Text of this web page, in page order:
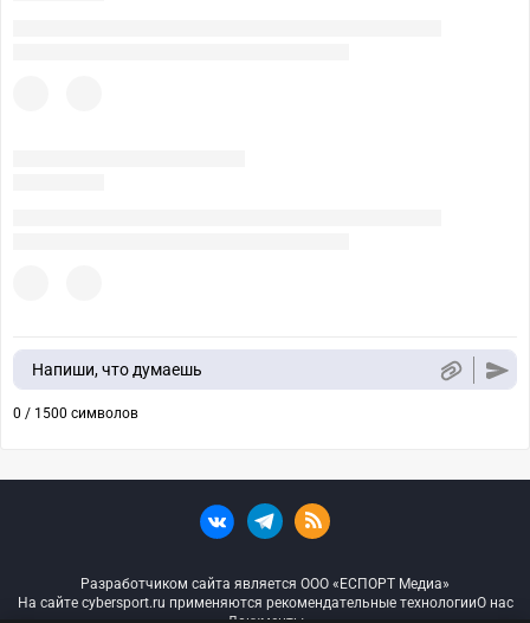
Напиши, что думаешь
0 / 1500 символов
Разработчиком сайта является ООО «ЕСПОРТ Медиа»
На сайте cybersport.ru применяются рекомендательные технологииО нас